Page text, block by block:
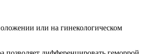
или на гинекологическом